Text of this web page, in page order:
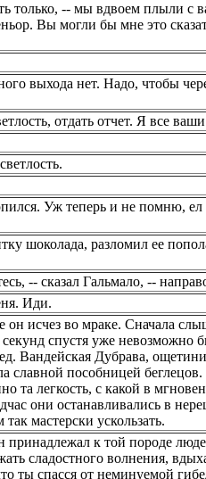
только, -- мы вдвоем плыли с
Вы могли бы мне это
выхода нет. Надо, чтобы
отдать отчет. Я все
Уж теперь и не помню,
шоколада, разломил ее
-- сказал Гальмало, --
Иди.
он исчез во мраке. Сначала
спустя уже невозможно
Вандейская Дубрава,
пособницей беглецов.
та легкость, с какой в
они останавливались в
мастерски ускользать.
к той породе
сладостного волнения,
ты спасся от неминуемой